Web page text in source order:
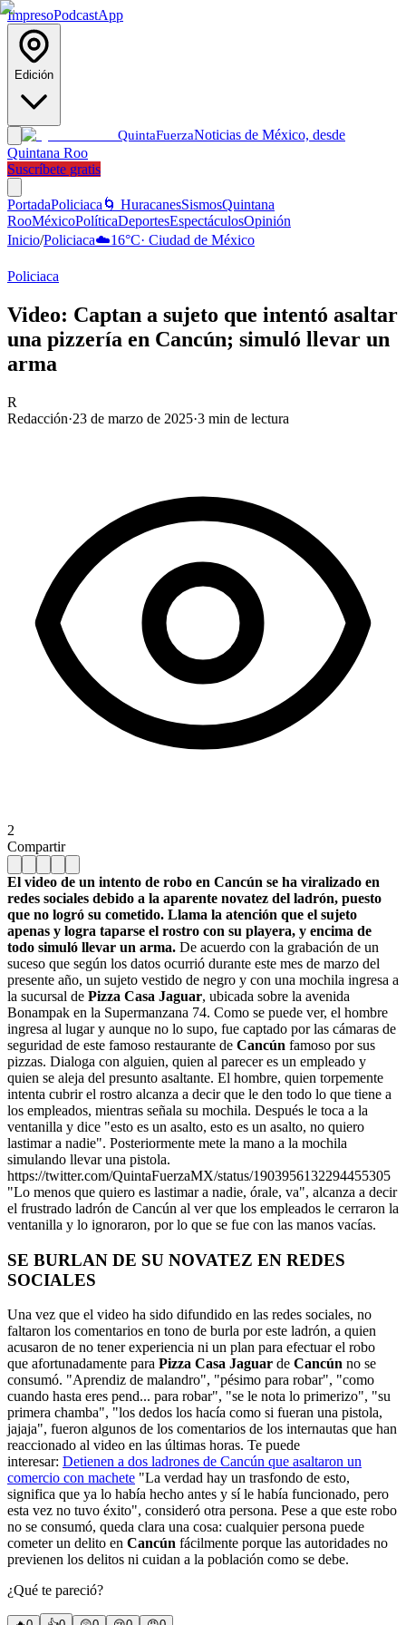
ImpresoPodcastApp
Edición
QuintaFuerzaNoticias de México, desde
Quintana Roo
Suscríbete gratis
PortadaPoliciaca 🌀 HuracanesSismosQuintana
RooMéxicoPolíticaDeportesEspectáculosOpinión
Inicio/Policiaca☁️16°C· Ciudad de México
Policiaca
Video: Captan a sujeto que intentó asaltar
una pizzería en Cancún; simuló llevar un
arma
R
Redacción·23 de marzo de 2025·3 min de lectura
2
Compartir
El video de un intento de robo en Cancún se ha viralizado en
redes sociales debido a la aparente novatez del ladrón, puesto
que no logró su cometido. Llama la atención que el sujeto
apenas y logra taparse el rostro con su playera, y encima de
todo simuló llevar un arma. De acuerdo con la grabación de un
suceso que según los datos ocurrió durante este mes de marzo del
presente año, un sujeto vestido de negro y con una mochila ingresa a
la sucursal de Pizza Casa Jaguar, ubicada sobre la avenida
Bonampak en la Supermanzana 74. Como se puede ver, el hombre
ingresa al lugar y aunque no lo supo, fue captado por las cámaras de
seguridad de este famoso restaurante de Cancún famoso por sus
pizzas. Dialoga con alguien, quien al parecer es un empleado y
quien se aleja del presunto asaltante. El hombre, quien torpemente
intenta cubrir el rostro alcanza a decir que le den todo lo que tiene a
los empleados, mientras señala su mochila. Después le toca a la
ventanilla y dice "esto es un asalto, esto es un asalto, no quiero
lastimar a nadie". Posteriormente mete la mano a la mochila
simulando llevar una pistola.
https://twitter.com/QuintaFuerzaMX/status/1903956132294455305
"Lo menos que quiero es lastimar a nadie, órale, va", alcanza a decir
el frustrado ladrón de Cancún al ver que los empleados le cerraron la
ventanilla y lo ignoraron, por lo que se fue con las manos vacías.
SE BURLAN DE SU NOVATEZ EN REDES
SOCIALES
Una vez que el video ha sido difundido en las redes sociales, no
faltaron los comentarios en tono de burla por este ladrón, a quien
acusaron de no tener experiencia ni un plan para efectuar el robo
que afortunadamente para Pizza Casa Jaguar de Cancún no se
consumó. "Aprendiz de malandro", "pésimo para robar", "como
cuando hasta eres pend... para robar", "se le nota lo primerizo", "su
primera chamba", "los dedos los hacía como si fueran una pistola,
jajaja", fueron algunos de los comentarios de los internautas que han
reaccionado al video en las últimas horas. Te puede
interesar: Detienen a dos ladrones de Cancún que asaltaron un
comercio con machete "La verdad hay un trasfondo de esto,
significa que ya lo había hecho antes y sí le había funcionado, pero
esta vez no tuvo éxito", consideró otra persona. Pese a que este robo
no se consumó, queda clara una cosa: cualquier persona puede
cometer un delito en Cancún fácilmente porque las autoridades no
previenen los delitos ni cuidan a la población como se debe.
¿Qué te pareció?